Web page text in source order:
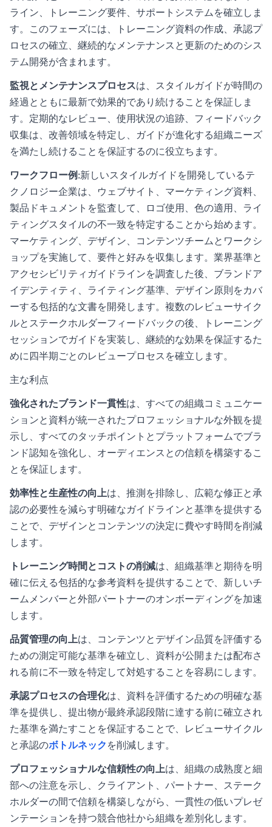
ライン、トレーニング要件、サポートシステムを確立しま
す。このフェーズには、トレーニング資料の作成、承認プ
ロセスの確立、継続的なメンテナンスと更新のためのシス
テム開発が含まれます。
監視とメンテナンスプロセスは、スタイルガイドが時間の
経過とともに最新で効果的であり続けることを保証しま
す。定期的なレビュー、使用状況の追跡、フィードバック
収集は、改善領域を特定し、ガイドが進化する組織ニーズ
を満たし続けることを保証するのに役立ちます。
ワークフロー例 :新しいスタイルガイドを開発しているテ
クノロジー企業は、ウェブサイト、マーケティング資料、
製品ドキュメントを監査して、ロゴ使用、色の適用、ライ
ティングスタイルの不一致を特定することから始めます。
マーケティング、デザイン、コンテンツチームとワークシ
ョップを実施して、要件と好みを収集します。業界基準と
アクセシビリティガイドラインを調査した後、ブランドア
イデンティティ、ライティング基準、デザイン原則をカバ
ーする包括的な文書を開発します。複数のレビューサイク
ルとステークホルダーフィードバックの後、トレーニング
セッションでガイドを実装し、継続的な効果を保証するた
めに四半期ごとのレビュープロセスを確立します。
主な利点
強化されたブランド一貫性は、すべての組織コミュニケー
ションと資料が統一されたプロフェッショナルな外観を提
示し、すべてのタッチポイントとプラットフォームでブラ
ンド認知を強化し、オーディエンスとの信頼を構築するこ
とを保証します。
効率性と生産性の向上は、推測を排除し、広範な修正と承
認の必要性を減らす明確なガイドラインと基準を提供する
ことで、デザインとコンテンツの決定に費やす時間を削減
します。
トレーニング時間とコストの削減は、組織基準と期待を明
確に伝える包括的な参考資料を提供することで、新しいチ
ームメンバーと外部パートナーのオンボーディングを加速
します。
品質管理の向上は、コンテンツとデザイン品質を評価する
ための測定可能な基準を確立し、資料が公開または配布さ
れる前に不一致を特定して対処することを容易にします。
承認プロセスの合理化は、資料を評価するための明確な基
準を提供し、提出物が最終承認段階に達する前に確立され
た基準を満たすことを保証することで、レビューサイクル
と承認のボトルネック を削減します。
プロフェッショナルな信頼性の向上は、組織の成熟度と細
部への注意を示し、クライアント、パートナー、ステーク
ホルダーの間で信頼を構築しながら、一貫性の低いプレゼ
ンテーションを持つ競合他社から組織を差別化します。